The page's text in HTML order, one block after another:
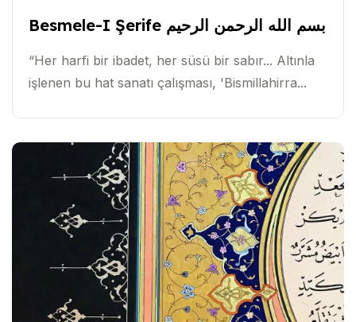
Besmele-I Şerife بسم الله الرحمن الرحيم
“Her harfi bir ibadet, her süsü bir sabır... Altınla
işlenen bu hat sanatı çalışması, 'Bismillahirra...